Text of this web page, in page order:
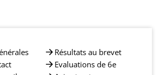
Résultats au brevet
Evaluations de 6e